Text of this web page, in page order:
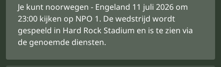
Je kunt noorwegen - Engeland 11 juli 2026 om
23:00 kijken op NPO 1. De wedstrijd wordt
gespeeld in Hard Rock Stadium en is te zien via
de genoemde diensten.